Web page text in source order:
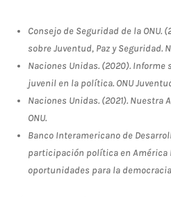
Consejo de Seguridad de la ONU.
sobre Juventud, Paz y Seguridad.
Naciones Unidas. (2020).
juvenil en la política. ONU
Naciones Unidas. (2021). Nuestra
ONU.
Banco Interamericano de
participación política en América
oportunidades para la